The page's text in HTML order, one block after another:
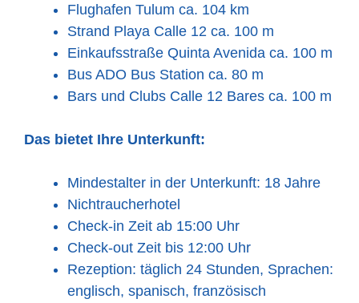
Flughafen Tulum ca. 104 km
Strand Playa Calle 12 ca. 100 m
Einkaufsstraße Quinta Avenida ca. 100 m
Bus ADO Bus Station ca. 80 m
Bars und Clubs Calle 12 Bares ca. 100 m
Das bietet Ihre Unterkunft:
Mindestalter in der Unterkunft: 18 Jahre
Nichtraucherhotel
Check-in Zeit ab 15:00 Uhr
Check-out Zeit bis 12:00 Uhr
Rezeption: täglich 24 Stunden, Sprachen:
englisch, spanisch, französisch